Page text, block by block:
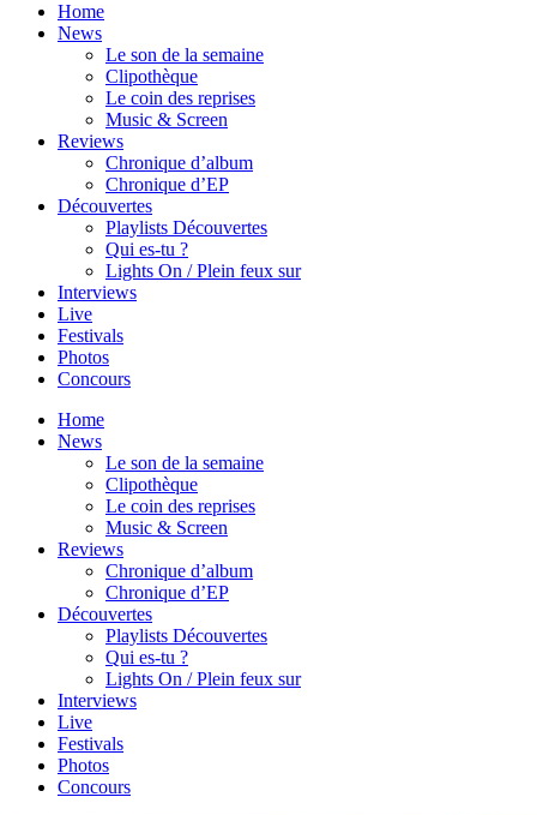
Home
News
Le son de la semaine
Clipothèque
Le coin des reprises
Music & Screen
Reviews
Chronique d’album
Chronique d’EP
Découvertes
Playlists Découvertes
Qui es-tu ?
Lights On / Plein feux sur
Interviews
Live
Festivals
Photos
Concours
Home
News
Le son de la semaine
Clipothèque
Le coin des reprises
Music & Screen
Reviews
Chronique d’album
Chronique d’EP
Découvertes
Playlists Découvertes
Qui es-tu ?
Lights On / Plein feux sur
Interviews
Live
Festivals
Photos
Concours